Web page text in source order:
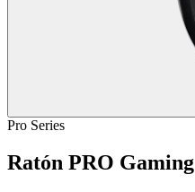
Pro Series
Ratón PRO Gaming